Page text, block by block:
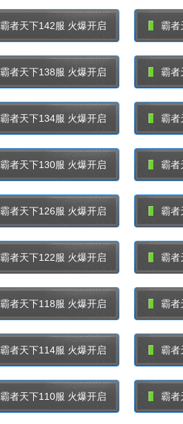
霸者天下142服 火爆开启 霸者
霸者天下138服 火爆开启 霸者
霸者天下134服 火爆开启 霸者
霸者天下130服 火爆开启 霸者
霸者天下126服 火爆开启 霸者
霸者天下122服 火爆开启 霸者
霸者天下118服 火爆开启 霸者
霸者天下114服 火爆开启 霸者
霸者天下110服 火爆开启 霸者